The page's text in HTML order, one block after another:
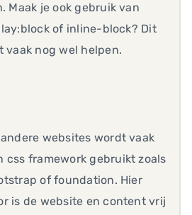
Maak je ook gebruik van
of inline-block? Dit
vaak nog wel helpen.
websites wordt vaak
css framework gebruikt zoals
of foundation. Hier
is de website en content vrij